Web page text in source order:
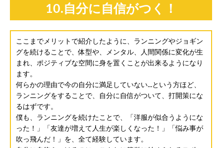
10.自分に自信がつく！
ここまでメリットで紹介したように、ランニングやジョギン
グを続けることで、体型や、メンタル、人間関係に変化が生
まれ、ポジティブな空間に身を置くことが出来るようになり
ます。
何らかの理由で今の自分に満足していない...という方ほど、
ランニングをすることで、自分に自信がついて、打開策にな
るはずです。
僕も、ランニングを続けたことで、「洋服が似合うようにな
った！」「友達が増えて人生が楽しくなった！」「悩み事が
吹っ飛んだ！」を、全て経験しています。